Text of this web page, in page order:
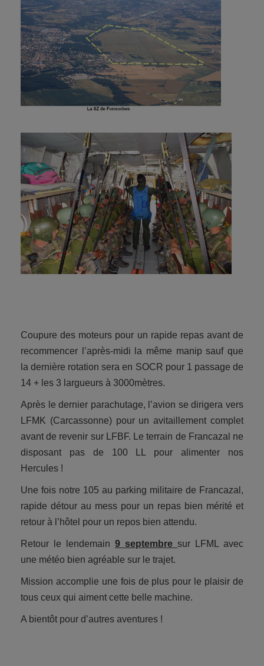
Coupure des moteurs pour un rapide repas avant de
recommencer l’après-midi la même manip sauf que
la dernière rotation sera en SOCR pour 1 passage de
14 + les 3 largueurs à 3000mètres.
Après le dernier parachutage, l’avion se dirigera vers
LFMK (Carcassonne) pour un avitaillement complet
avant de revenir sur LFBF. Le terrain de Francazal ne
disposant pas de 100 LL pour alimenter nos
Hercules !
Une fois notre 105 au parking militaire de Francazal,
rapide détour au mess pour un repas bien mérité et
retour à l’hôtel pour un repos bien attendu.
Retour le lendemain 9 septembre sur LFML avec
une météo bien agréable sur le trajet.
Mission accomplie une fois de plus pour le plaisir de
tous ceux qui aiment cette belle machine.
A bientôt pour d’autres aventures !